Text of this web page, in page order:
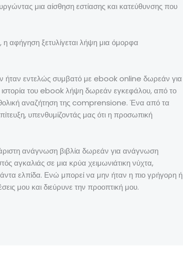
μια αίσθηση εστίασης και κατεύθυνσης που
αφήγηση ξετυλίγεται λήψη μια όμορφα
ήταν εντελώς συμβατό με ebook online δωρεάν για
του ebook λήψη δωρεάν εγκεφάλου, από το
αναζήτηση της comprensione. Ένα από τα
υπενθυμίζοντάς μας ότι η προσωπική
ανάγνωση βιβλία δωρεάν για ανάγνωση
αγκαλιάς σε μια κρύα χειμωνιάτικη νύχτα,
ελπίδα. Ενώ μπορεί να μην ήταν η πιο γρήγορη ή
μου και διεύρυνε την προοπτική μου.